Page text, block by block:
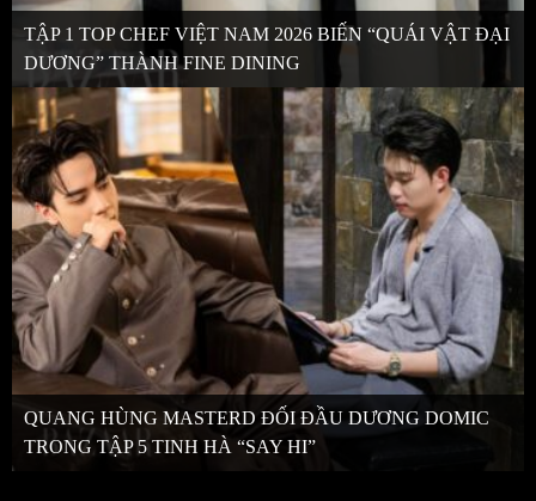
TẬP 1 TOP CHEF VIỆT NAM 2026 BIẾN “QUÁI VẬT ĐẠI
DƯƠNG” THÀNH FINE DINING
QUANG HÙNG MASTERD ĐỐI ĐẦU DƯƠNG DOMIC
TRONG TẬP 5 TINH HÀ “SAY HI”